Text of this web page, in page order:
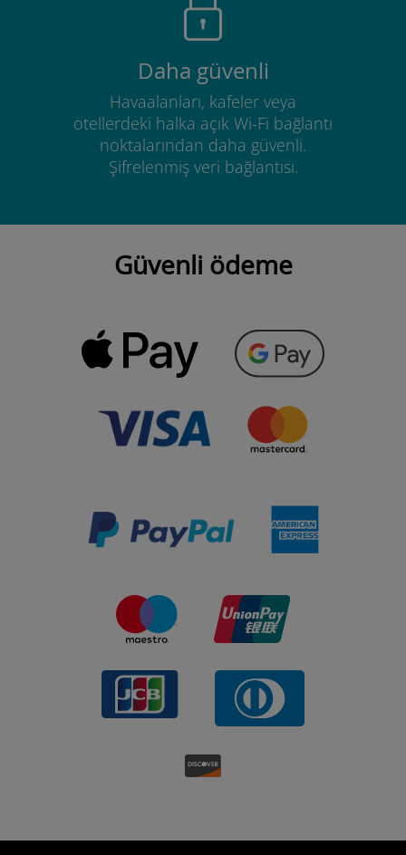
Daha güvenli
Havaalanları, kafeler veya
otellerdeki halka açık Wi-Fi bağlantı
noktalarından daha güvenli.
Şifrelenmiş veri bağlantısı.
Güvenli ödeme